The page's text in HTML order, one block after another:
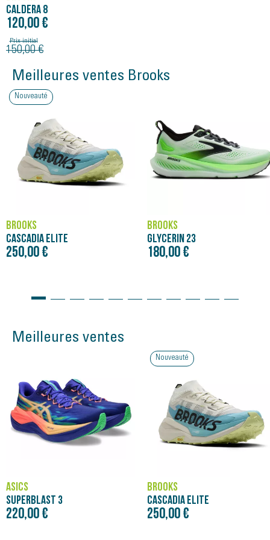
CALDERA 8
120,00 €
Prix initial
150,00 €
Meilleures ventes Brooks
Nouveauté
BROOKS
CASCADIA ELITE
250,00 €
BROOKS
GLYCERIN 23
180,00 €
Meilleures ventes
ASICS
SUPERBLAST 3
220,00 €
Nouveauté
BROOKS
CASCADIA ELITE
250,00 €